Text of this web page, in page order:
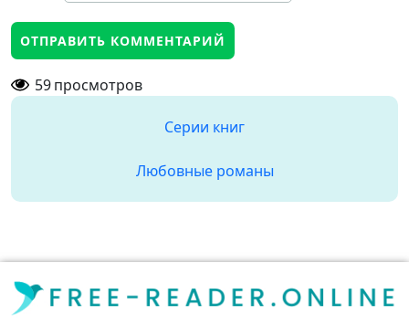
59просмотров
Серии книг
Любовные романы